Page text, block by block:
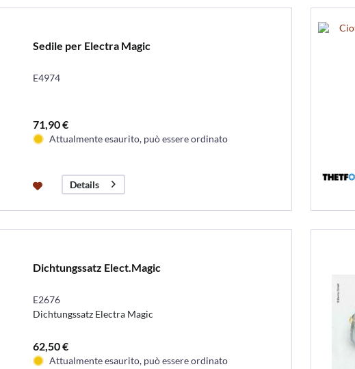
Sedile per Electra Magic
E4974
71,90 €
Attualmente esaurito, può essere ordinato
Details
Dichtungssatz Elect.Magic
E2676
Dichtungssatz Electra Magic
62,50 €
Attualmente esaurito, può essere ordinato